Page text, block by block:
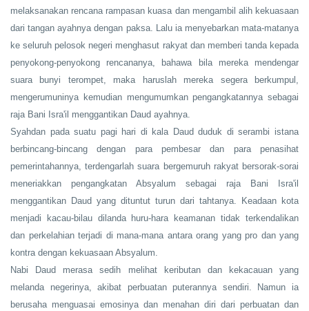
melaksanakan rencana rampasan kuasa dan mengambil alih kekuasaan
dari tangan ayahnya dengan paksa. Lalu ia menyebarkan mata-matanya
ke seluruh pelosok negeri menghasut rakyat dan memberi tanda kepada
penyokong-penyokong rencananya, bahawa bila mereka mendengar
suara bunyi terompet, maka haruslah mereka segera berkumpul,
mengerumuninya kemudian mengumumkan pengangkatannya sebagai
raja Bani Isra'il menggantikan Daud ayahnya.
Syahdan pada suatu pagi hari di kala Daud duduk di serambi istana
berbincang-bincang dengan para pembesar dan para penasihat
pemerintahannya, terdengarlah suara bergemuruh rakyat bersorak-sorai
meneriakkan pengangkatan Absyalum sebagai raja Bani Isra'il
menggantikan Daud yang dituntut turun dari tahtanya. Keadaan kota
menjadi kacau-bilau dilanda huru-hara keamanan tidak terkendalikan
dan perkelahian terjadi di mana-mana antara orang yang pro dan yang
kontra dengan kekuasaan Absyalum.
Nabi Daud merasa sedih melihat keributan dan kekacauan yang
melanda negerinya, akibat perbuatan puterannya sendiri. Namun ia
berusaha menguasai emosinya dan menahan diri dari perbuatan dan